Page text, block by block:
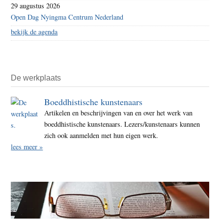
29 augustus 2026
Open Dag Nyingma Centrum Nederland
bekijk de agenda
De werkplaats
Boeddhistische kunstenaars
Artikelen en beschrijvingen van en over het werk van
boeddhistische kunstenaars. Lezers/kunstenaars kunnen
zich ook aanmelden met hun eigen werk.
lees meer »